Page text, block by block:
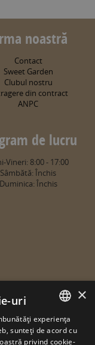
noastră
Contact
Sweet Garden
Clubul nostru
din contract
ANPC
de lucru
Vineri: 8:00 - 17:00
Sâmbătă: Închis
Duminica: Închis
ROMANIAN
×
uri
experiența
sunteți de acord cu
privind cookie-